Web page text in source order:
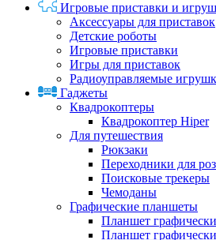
Игровые приставки и
Аксессуары для приставок
Детские роботы
Игровые приставки
Игры для приставок
Радиоуправляемые
Гаджеты
Квадрокоптеры
Квадрокоптер Hiper
Для путешествия
Рюкзаки
Переходники для
Поисковые трекеры
Чемоданы
Графические планшеты
Планшет
Планшет